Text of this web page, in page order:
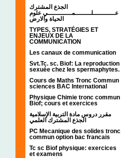
الجذع المشترك
عـــــــــــلــــــــمــــــــــــي علوم
الحياة والارض
TYPES, STRATÉGIES ET
ENJEUX DE LA
COMMUNICATION
Les canaux de communication
Svt.Tc. sc. Biof: La reproduction
sexuée chez les spermaphytes.
Cours de Maths Tronc Commun
sciences BAC International
Physique Chimie tronc commun
Biof; cours et exercices
مقرر دروس مادة التربية الإسلامية
الجذع المشترك العلمي
PC Mecanique des solides tronc
commun option bac francais
Tc sc Biof physique: exercices
et examens